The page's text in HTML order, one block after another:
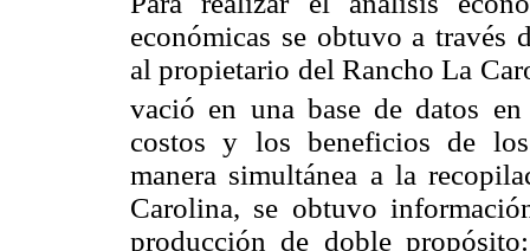
económicas se obtuvo a través
al propietario del Rancho La
vació en una base de datos
costos y los beneficios de los
manera simultánea a la
Carolina, se obtuvo
producción de doble